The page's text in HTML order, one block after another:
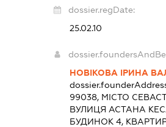
dossier.regDate:
25.02.10
НОВІКОВА ІРИНА
99038, МІСТО
ВУЛИЦЯ АСТАНА
БУДИНОК 4,